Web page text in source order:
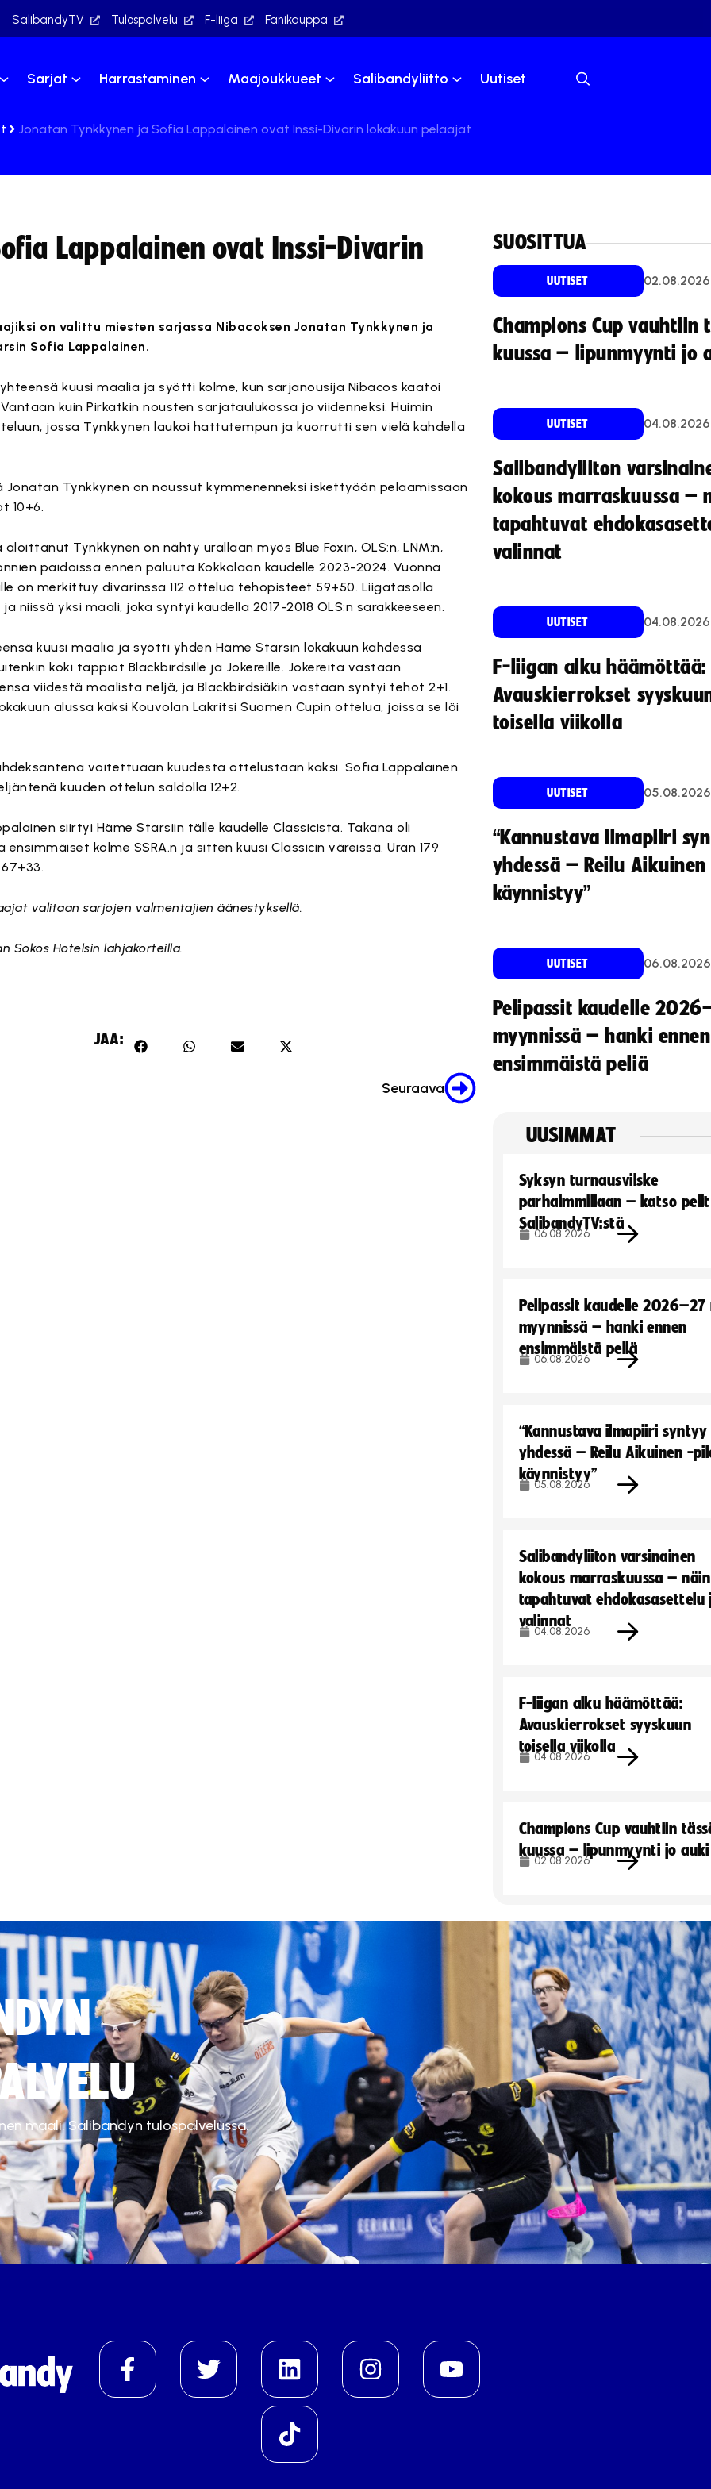
SalibandyTV Tulospalvelu F-liiga Fanikauppa
Sarjat Harrastaminen Maajoukkueet Salibandyliitto Uutiset
Jonatan Tynkkynen ja Sofia Lappalainen ovat Inssi-Divarin lokakuun pelaajat
Lappalainen ovat Inssi-Divarin
on valittu miesten sarjassa Nibacoksen Jonatan Tynkkynen ja
Sofia Lappalainen.
kuusi maalia ja syötti kolme, kun sarjanousija Nibacos kaatoi
kuin Pirkatkin nousten sarjataulukossa jo viidenneksi. Huimin
jossa Tynkkynen laukoi hattutempun ja kuorrutti sen vielä kahdella
Jonatan Tynkkynen on noussut kymmenenneksi iskettyään pelaamissaan
10+6.
Tynkkynen on nähty urallaan myös Blue Foxin, OLS:n, LNM:n,
paidoissa ennen paluuta Kokkolaan kaudelle 2023-2024. Vuonna
on merkittuy divarinssa 112 ottelua tehopisteet 59+50. Liigatasolla
niissä yksi maali, joka syntyi kaudella 2017-2018 OLS:n sarakkeeseen.
kuusi maalia ja syötti yhden Häme Starsin lokakuun kahdessa
koki tappiot Blackbirdsille ja Jokereille. Jokereita vastaan
viidestä maalista neljä, ja Blackbirdsiäkin vastaan syntyi tehot 2+1.
alussa kaksi Kouvolan Lakritsi Suomen Cupin ottelua, joissa se löi
voitettuaan kuudesta ottelustaan kaksi. Sofia Lappalainen
kuuden ottelun saldolla 12+2.
siirtyi Häme Starsiin tälle kaudelle Classicista. Takana oli
kolme SSRA.n ja sitten kuusi Classicin väreissä. Uran 179
valitaan sarjojen valmentajien äänestyksellä.
Sokos Hotelsin lahjakorteilla.
JAA:
Seuraava
SUOSITTUA
UUTISET 02.08.2026
Champions Cup vauhtiin
kuussa – lipunmyynti jo
UUTISET 04.08.2026
Salibandyliiton
kokous marraskuussa –
tapahtuvat
valinnat
UUTISET 04.08.2026
F-liigan alku häämöttää:
Avauskierrokset
toisella viikolla
UUTISET 05.08.2026
“Kannustava ilmapiiri
yhdessä – Reilu
käynnistyy”
UUTISET 06.08.2026
Pelipassit kaudelle
myynnissä – hanki ennen
ensimmäistä peliä
UUSIMMAT
Syksyn turnausvilske
parhaimmillaan – katso pelit
SalibandyTV:stä
06.08.2026
Pelipassit kaudelle
myynnissä – hanki ennen
ensimmäistä peliä
06.08.2026
“Kannustava ilmapiiri syntyy
yhdessä – Reilu Aikuinen -
käynnistyy”
05.08.2026
Salibandyliiton varsinainen
kokous marraskuussa – näin
tapahtuvat ehdokasasettelu
valinnat
04.08.2026
F-liigan alku häämöttää:
Avauskierrokset syyskuun
toisella viikolla
04.08.2026
Champions Cup vauhtiin
kuussa – lipunmyynti jo auki
02.08.2026
maali. Salibandyn tulospalvelussa.